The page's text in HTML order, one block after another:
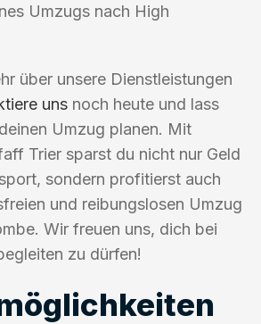
Umzugs nach High
über unsere Dienstleistungen
uns noch heute und lass
Umzug planen. Mit
Trier sparst du nicht nur Geld
sondern profitierst auch
und reibungslosen Umzug
Wir freuen uns, dich bei
zu dürfen!